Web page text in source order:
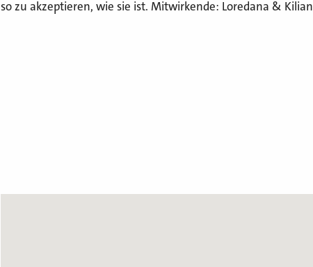
so zu akzeptieren, wie sie ist. Mitwirkende: Loredana & Kilian